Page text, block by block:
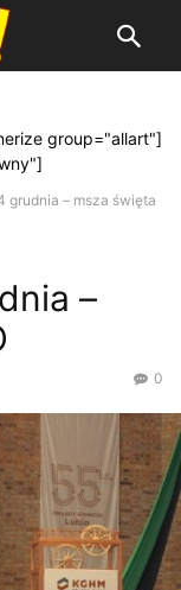
group="allart"]
grudnia – msza święta
–
0